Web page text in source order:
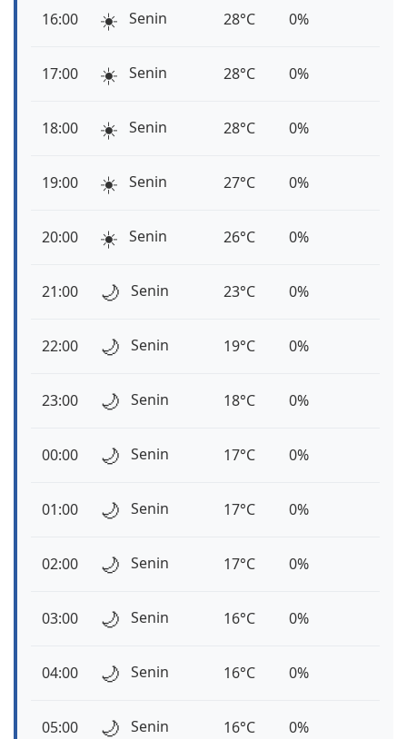
16:00 ☀️ Senin 28°C 0%
17:00 ☀️ Senin 28°C 0%
18:00 ☀️ Senin 28°C 0%
19:00 ☀️ Senin 27°C 0%
20:00 ☀️ Senin 26°C 0%
21:00 🌙 Senin 23°C 0%
22:00 🌙 Senin 19°C 0%
23:00 🌙 Senin 18°C 0%
00:00 🌙 Senin 17°C 0%
01:00 🌙 Senin 17°C 0%
02:00 🌙 Senin 17°C 0%
03:00 🌙 Senin 16°C 0%
04:00 🌙 Senin 16°C 0%
05:00 🌙 Senin 16°C 0%